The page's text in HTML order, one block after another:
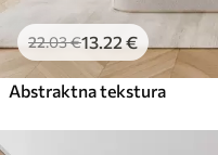
22.03€13 .22 €
Abstraktna tekstura